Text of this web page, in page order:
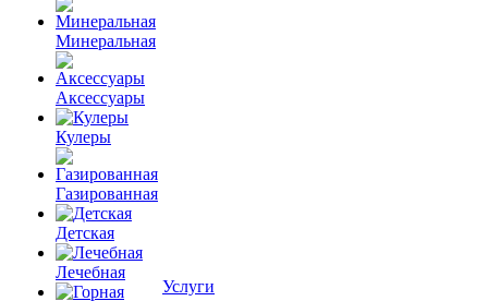
Минеральная
Аксессуары
Кулеры
Газированная
Детская
Лечебная
Услуги